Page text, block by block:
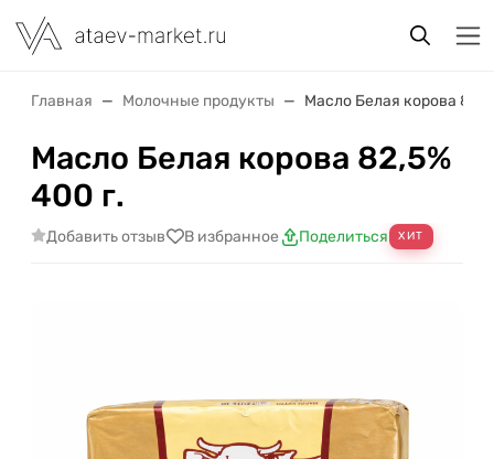
Главная Молочные продукты Масло Белая корова
Масло Белая корова 82,5%
400 г.
Добавить отзыв В избранное Поделиться ХИТ